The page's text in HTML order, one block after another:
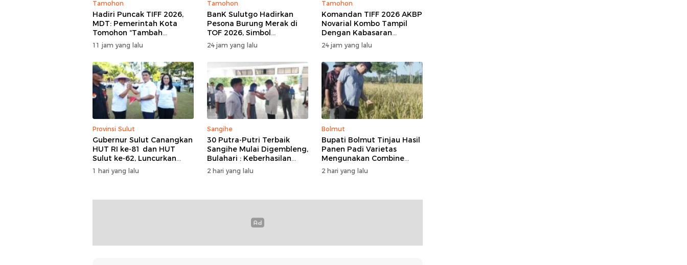
Tamohon
Hadiri Puncak TIFF 2026,
MDT: Pemerintah Kota
Tomohon “Tambah
Mantap”, Usai Parade
Bunga Berbagi Sembako
kepada Masyarakat
11 jam yang lalu
Tamohon
BanK Sulutgo Hadirkan
Pesona Burung Merak di
TOF 2026, Simbol
Keagungan Dan
Kemakmuran
24 jam yang lalu
Tamohon
Komandan TIFF 2026 AKBP
Novarial Kombo Tampil
Dengan Kabasaran
Minahasa, Padukan Tugas
Dan Budaya
24 jam yang lalu
Provinsi Sulut
Gubernur Sulut Canangkan
HUT RI ke-81 dan HUT
Sulut ke-62, Luncurkan
Program Keringanan Pajak
dan Penanaman 2.051
1 hari yang lalu
Sangihe
30 Putra-Putri Terbaik
Sangihe Mulai Digembleng,
Bulahari : Keberhasilan
Hari Ini Bukan Garis Akhir
Tapi Awal Dari Proses
2 hari yang lalu
Bolmut
Bupati Bolmut Tinjau Hasil
Panen Padi Varietas
Mengunakan Combine
Harvester
2 hari yang lalu